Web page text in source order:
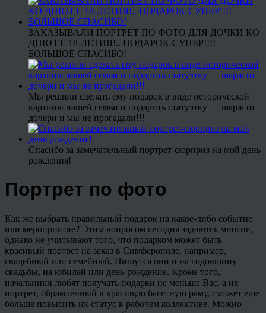
ЗАКАЗЫВАЛИ ПОРТРЕТ ПО ФОТО ДЛЯ ДОЧКИ КО
ДНЮ ЕЕ 18-ЛЕТИЯ!.. ПОДАРОК-СУПЕР!!!!
БОЛЬШОЕ СПАСИБО!
Мы решили сделать ему подарок в виде исторической
картины нашей семьи и подарить статуэтку — шарж от
дочери и мы не прогадали!!!
Спасибо за замечательный портрет-сюрприз на мой день
рождения!
Портрет по фото
Как же выбрать правильный подарок на какое-либо событие
или мероприятие? Этим вопросом сегодня задаются многие,
однако не учитывают того, что подарком может быть
красивый портрет на заказ в Симферополе, например,
свадебный или семейный. Пишутся они и на годовщину
свадьбы, на юбилей или день рождение. Кроме того,
начальники любят получать подарки не меньше Вас, а их
портрет, обрамленный в красивую багетную раму, сможет еще
больше повысить их статус в рабочем коллективе. Можно